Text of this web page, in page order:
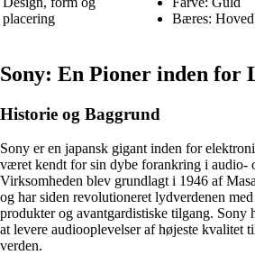
placering
Bæres:
Sony: En Pioner inden for
Historie og Baggrund
Sony er en japansk gigant inden for
været kendt for sin dybe forankring i audio-
Virksomheden blev grundlagt i 1946 af
og har siden revolutioneret lydverdenen
produkter og avantgardistiske tilgang.
at levere audiooplevelser af højeste kvalitet
verden.